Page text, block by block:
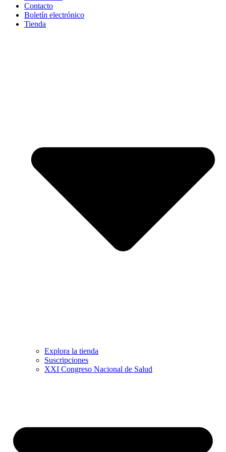
Contacto
Boletín electrónico
Tienda
Explora la tienda
Suscripciones
XXI Congreso Nacional de Salud